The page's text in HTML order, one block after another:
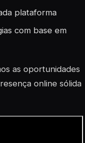
plataforma
com base em
as oportunidades
online sólida